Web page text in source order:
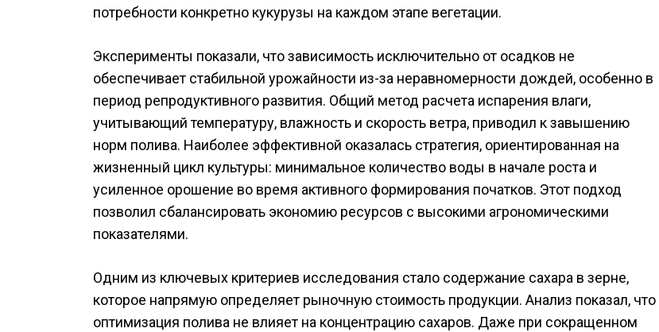
потребности конкретно кукурузы на каждом этапе вегетации.
Эксперименты показали, что зависимость исключительно от осадков не
обеспечивает стабильной урожайности из-за неравномерности дождей, особенно в
период репродуктивного развития. Общий метод расчета испарения влаги,
учитывающий температуру, влажность и скорость ветра, приводил к завышению
норм полива. Наиболее эффективной оказалась стратегия, ориентированная на
жизненный цикл культуры: минимальное количество воды в начале роста и
усиленное орошение во время активного формирования початков. Этот подход
позволил сбалансировать экономию ресурсов с высокими агрономическими
показателями.
Одним из ключевых критериев исследования стало содержание сахара в зерне,
которое напрямую определяет рыночную стоимость продукции. Анализ показал, что
оптимизация полива не влияет на концентрацию сахаров. Даже при сокращенном